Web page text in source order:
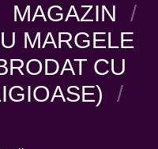
MAGAZIN /
MARGELE
CU
/